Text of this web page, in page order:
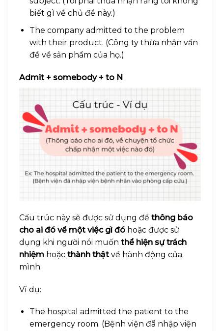
biết gì về chủ đề này.)
The company admitted to the problem
with their product. (Công ty thừa nhận vấn
đề về sản phẩm của họ.)
Admit + somebody + to N
Cấu trúc này sẽ được sử dụng để thông báo
cho ai đó về một việc gì đó hoặc được sử
dụng khi người nói muốn thể hiện sự trách
nhiệm hoặc thành thật về hành động của
mình.
Ví dụ:
The hospital admitted the patient to the
emergency room. (Bệnh viện đã nhập viện